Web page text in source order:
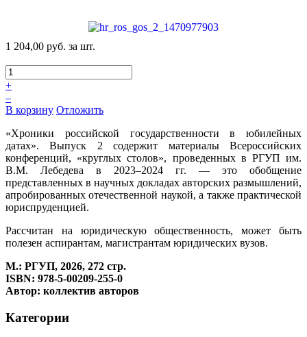
1 204,00 руб. за шт.
+
–
В корзину Отложить
«Хроники российской государственности в юбилейных
датах». Выпуск 2 содержит материалы Всероссийских
конференций, «круглых столов», проведенных в РГУП им.
В.М. Лебедева в 2023–2024 гг. — это обобщение
представленных в научных докладах авторских размышлений,
апробированных отечественной наукой, а также практической
юриспруденцией.
Рассчитан на юридическую общественность, может быть
полезен аспирантам, магистрантам юридических вузов.
М.: РГУП, 2026, 272 стр.
ISBN: 978-5-00209-255-0
Автор: коллектив авторов
Категории